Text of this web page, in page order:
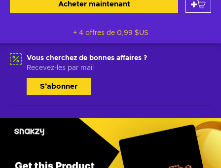
Acheter maintenant
+ 4 offres de 0,99 $US
Vous cherchez de bonnes affaires ?
Recevez-les par mail
S’abonner